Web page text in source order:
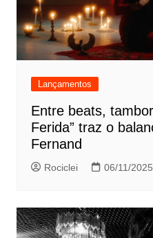
Lançamentos
Entre beats,
Ferida” traz o
Fernand
Rociclei 06/11/2025